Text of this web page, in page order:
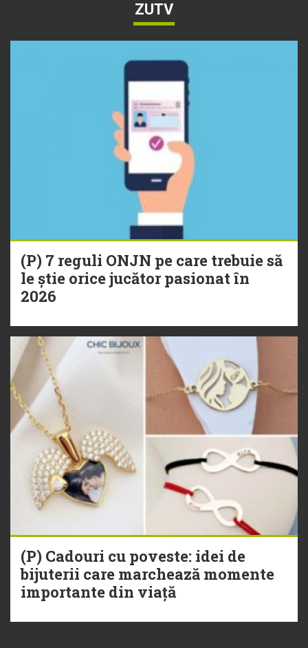
ZUTV
(P) 7 reguli ONJN pe care trebuie să
le știe orice jucător pasionat în
2026
(P) Cadouri cu poveste: idei de
bijuterii care marchează momente
importante din viață